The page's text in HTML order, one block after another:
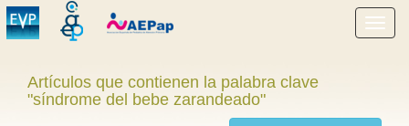
menú
Artículos que contienen la palabra clave
"síndrome del bebe zarandeado"